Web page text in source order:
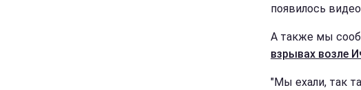
появилось
А также мы
взрывах возле
"Мы ехали, так